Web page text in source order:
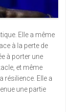
Elle a même
à la perte de
à porter une
et même
résilience. Elle a
une partie